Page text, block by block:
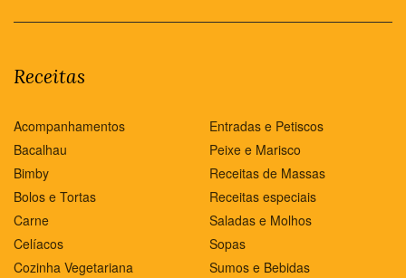
Receitas
Acompanhamentos
Bacalhau
Bimby
Bolos e Tortas
Carne
Celíacos
Cozinha Vegetariana
Entradas e Petiscos
Peixe e Marisco
Receitas de Massas
Receitas especiais
Saladas e Molhos
Sopas
Sumos e Bebidas